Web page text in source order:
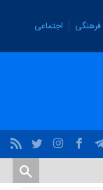
فرهنگی
اجتماعی